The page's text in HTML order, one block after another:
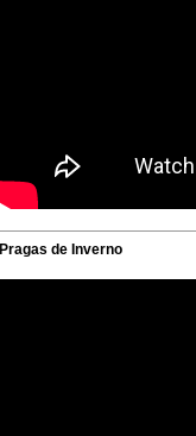
Pragas de Inverno